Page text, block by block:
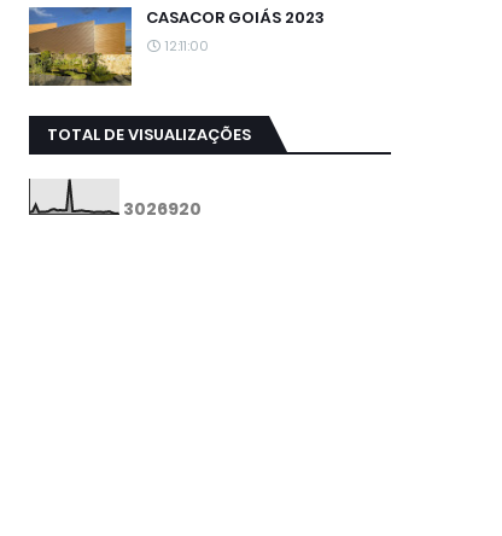
CASACOR GOIÁS 2023
12:11:00
TOTAL DE VISUALIZAÇÕES
3026920